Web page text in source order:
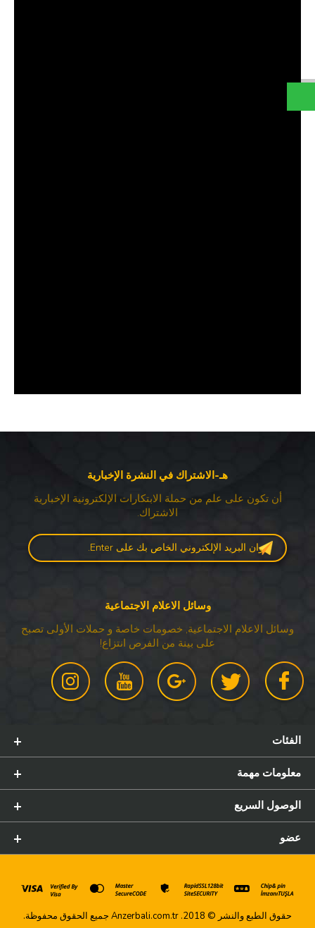
هـ-الاشتراك في النشرة الإخبارية
أن تكون على علم من حملة الابتكارات الإلكترونية الإخبارية
الاشتراك.
وسائل الاعلام الاجتماعية
وسائل الاعلام الاجتماعية, خصومات خاصة و حملات الأولى تصبح
على بينة من الفرص انتزاع!
الفئات
معلومات مهمة
الوصول السريع
عضو
حقوق الطبع والنشر © 2018. Anzerbali.com.tr جميع الحقوق محفوظة.